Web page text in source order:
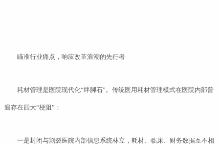
瞄准行业痛点，响应改革浪潮的先行者
耗材管理是医院现代化“绊脚石”。传统医用耗材管理模式在医院内部普
遍存在四大“梗阻”：
一是封闭与割裂医院内部信息系统林立，耗材、临床、财务数据互不相